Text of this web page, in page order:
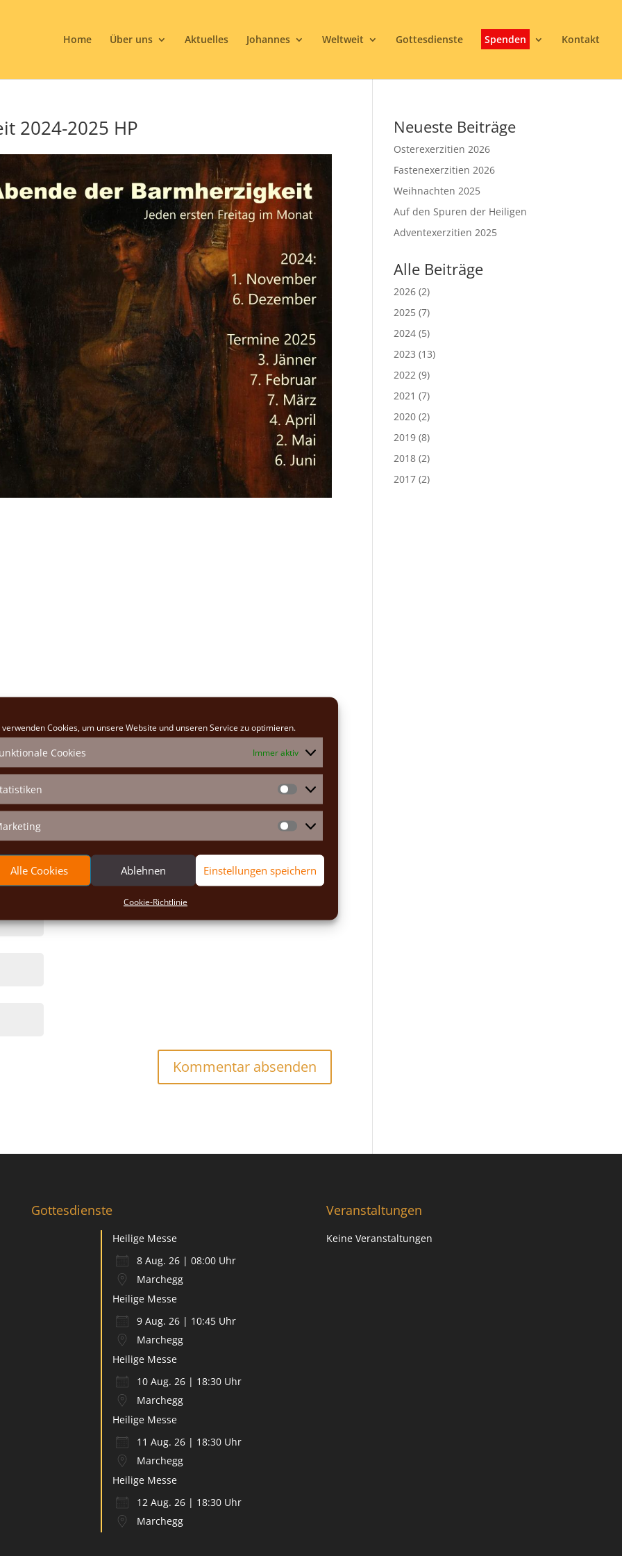
verwenden Cookies, um unsere Website und unseren Service zu optimieren.
Cookies Immer aktiv
Statistiken
Marketing
Alle Cookies Ablehnen Einstellungen speichern
Cookie-Richtlinie
Home Über uns Aktuelles Johannes Weltweit Gottesdienste Spenden Kontakt
2024-2025 HP Neueste Beiträge
Osterexerzitien 2026
Fastenexerzitien 2026
Weihnachten 2025
Auf den Spuren der Heiligen
Adventexerzitien 2025
Alle Beiträge
2026 (2)
2025 (7)
2024 (5)
2023 (13)
2022 (9)
2021 (7)
2020 (2)
2019 (8)
2018 (2)
2017 (2)
Gottesdienste
Heilige Messe
8 Aug. 26 | 08:00 Uhr
Marchegg
Heilige Messe
9 Aug. 26 | 10:45 Uhr
Marchegg
Heilige Messe
10 Aug. 26 | 18:30 Uhr
Marchegg
Heilige Messe
11 Aug. 26 | 18:30 Uhr
Marchegg
Heilige Messe
12 Aug. 26 | 18:30 Uhr
Marchegg
Veranstaltungen
Keine Veranstaltungen